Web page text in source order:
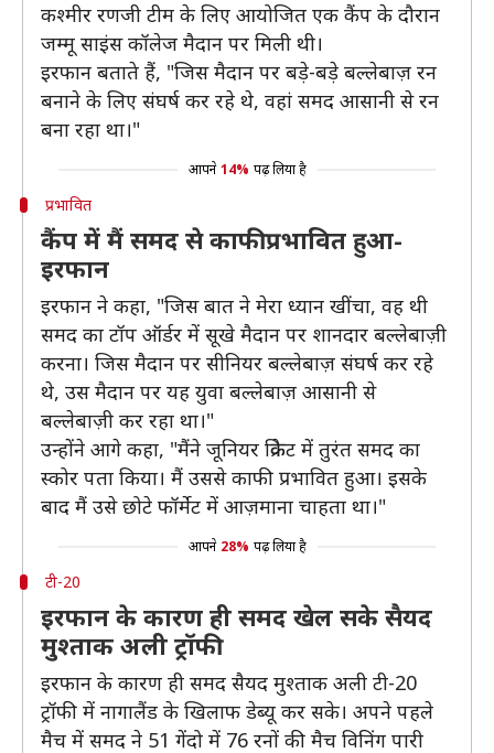
कश्मीर रणजी टीम के लिए आयोजित एक कैंप के दौरान
जम्मू साइंस कॉलेज मैदान पर मिली थी।
इरफान बताते हैं, "जिस मैदान पर बड़े-बड़े बल्लेबाज़ रन
बनाने के लिए संघर्ष कर रहे थे, वहां समद आसानी से रन
बना रहा था।"
आपने 14% पढ़ लिया है
प्रभावित
कैंप में मैं समद से काफी प्रभावित हुआ-
इरफान
इरफान ने कहा, "जिस बात ने मेरा ध्यान खींचा, वह थी
समद का टॉप ऑर्डर में सूखे मैदान पर शानदार बल्लेबाज़ी
करना। जिस मैदान पर सीनियर बल्लेबाज़ संघर्ष कर रहे
थे, उस मैदान पर यह युवा बल्लेबाज़ आसानी से
बल्लेबाज़ी कर रहा था।"
उन्होंने आगे कहा, "मैंने जूनियर क्रिकेट में तुरंत समद का
स्कोर पता किया। मैं उससे काफी प्रभावित हुआ। इसके
बाद मैं उसे छोटे फॉर्मेट में आज़माना चाहता था।"
आपने 28% पढ़ लिया है
टी-20
इरफान के कारण ही समद खेल सके सैयद
मुश्ताक अली ट्रॉफी
इरफान के कारण ही समद सैयद मुश्ताक अली टी-20
ट्रॉफी में नागालैंड के खिलाफ डेब्यू कर सके। अपने पहले
मैच में समद ने 51 गेंदो में 76 रनों की मैच विनिंग पारी